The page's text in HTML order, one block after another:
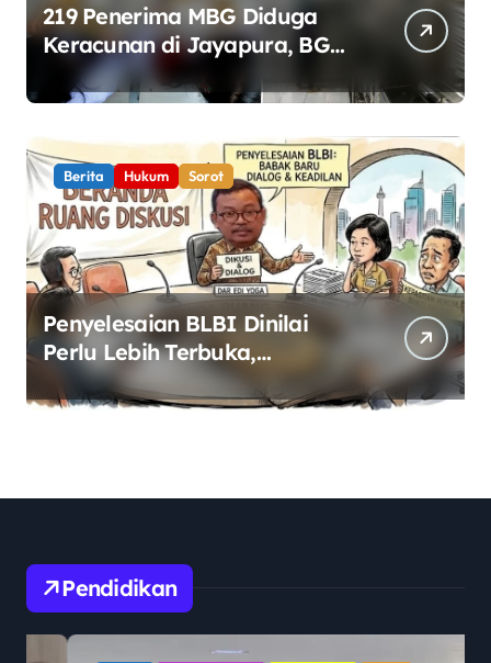
219 Penerima MBG Diduga
Keracunan di Jayapura, BGN
Perketat Pengawasan
Keamanan Pangan
Berita Hukum Sorot
Penyelesaian BLBI Dinilai
Perlu Lebih Terbuka,
Pemerintah Diminta Buka
Ruang Dialog
Pendidikan